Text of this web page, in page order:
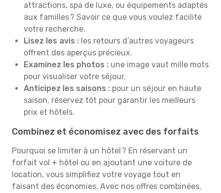
attractions, spa de luxe, ou équipements adaptés
aux familles ? Savoir ce que vous voulez facilite
votre recherche.
Lisez les avis : les retours d’autres voyageurs
offrent des aperçus précieux.
Examinez les photos : une image vaut mille mots
pour visualiser votre séjour.
Anticipez les saisons : pour un séjour en haute
saison, réservez tôt pour garantir les meilleurs
prix et hôtels.
Combinez et économisez avec des forfaits
Pourquoi se limiter à un hôtel ? En réservant un
forfait vol + hôtel ou en ajoutant une voiture de
location, vous simplifiez votre voyage tout en
faisant des économies. Avec nos offres combinées,